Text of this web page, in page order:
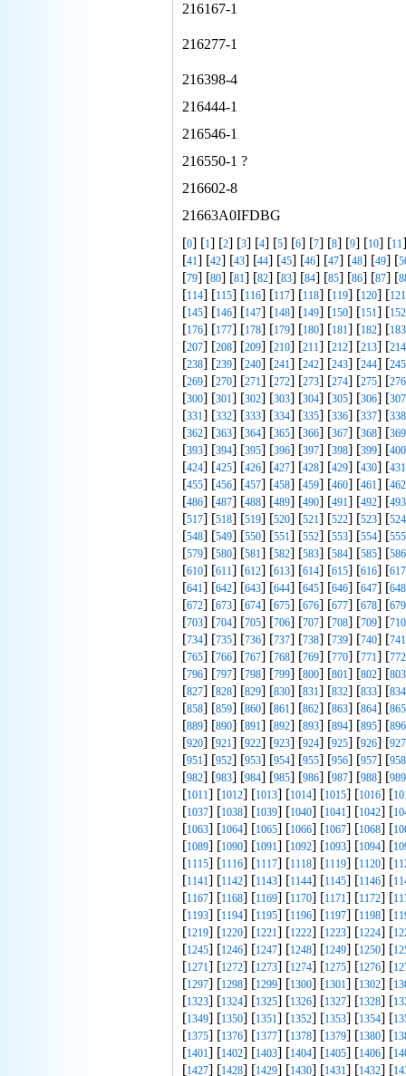
216167-1
216277-1
216398-4
216444-1
216546-1
216550-1 ?
216602-8
21663A0IFDBG
[0] [1] [2] [3] [4] [5] [6] [7] [8] [9] [10] [11
[41] [42] [43] [44] [45] [46] [47] [48] [49] [
[79] [80] [81] [82] [83] [84] [85] [86] [87] [
[114] [115] [116] [117] [118] [119] [120] [121
[145] [146] [147] [148] [149] [150] [151] [152
[176] [177] [178] [179] [180] [181] [182] [183
[207] [208] [209] [210] [211] [212] [213] [214
[238] [239] [240] [241] [242] [243] [244] [245
[269] [270] [271] [272] [273] [274] [275] [276
[300] [301] [302] [303] [304] [305] [306] [307
[331] [332] [333] [334] [335] [336] [337] [338
[362] [363] [364] [365] [366] [367] [368] [369
[393] [394] [395] [396] [397] [398] [399] [400
[424] [425] [426] [427] [428] [429] [430] [431
[455] [456] [457] [458] [459] [460] [461] [462
[486] [487] [488] [489] [490] [491] [492] [493
[517] [518] [519] [520] [521] [522] [523] [524
[548] [549] [550] [551] [552] [553] [554] [555
[579] [580] [581] [582] [583] [584] [585] [586
[610] [611] [612] [613] [614] [615] [616] [617
[641] [642] [643] [644] [645] [646] [647] [648
[672] [673] [674] [675] [676] [677] [678] [679
[703] [704] [705] [706] [707] [708] [709] [710
[734] [735] [736] [737] [738] [739] [740] [741
[765] [766] [767] [768] [769] [770] [771] [772
[796] [797] [798] [799] [800] [801] [802] [803
[827] [828] [829] [830] [831] [832] [833] [834
[858] [859] [860] [861] [862] [863] [864] [865
[889] [890] [891] [892] [893] [894] [895] [896
[920] [921] [922] [923] [924] [925] [926] [927
[951] [952] [953] [954] [955] [956] [957] [958
[982] [983] [984] [985] [986] [987] [988] [989
[1011] [1012] [1013] [1014] [1015] [1016] [
[1037] [1038] [1039] [1040] [1041] [1042] [
[1063] [1064] [1065] [1066] [1067] [1068] [
[1089] [1090] [1091] [1092] [1093] [1094] [
[1115] [1116] [1117] [1118] [1119] [1120] [
[1141] [1142] [1143] [1144] [1145] [1146] [
[1167] [1168] [1169] [1170] [1171] [1172] [
[1193] [1194] [1195] [1196] [1197] [1198] [
[1219] [1220] [1221] [1222] [1223] [1224] [
[1245] [1246] [1247] [1248] [1249] [1250] [
[1271] [1272] [1273] [1274] [1275] [1276] [
[1297] [1298] [1299] [1300] [1301] [1302] [
[1323] [1324] [1325] [1326] [1327] [1328] [
[1349] [1350] [1351] [1352] [1353] [1354] [
[1375] [1376] [1377] [1378] [1379] [1380] [
[1401] [1402] [1403] [1404] [1405] [1406] [
[1427] [1428] [1429] [1430] [1431] [1432] [